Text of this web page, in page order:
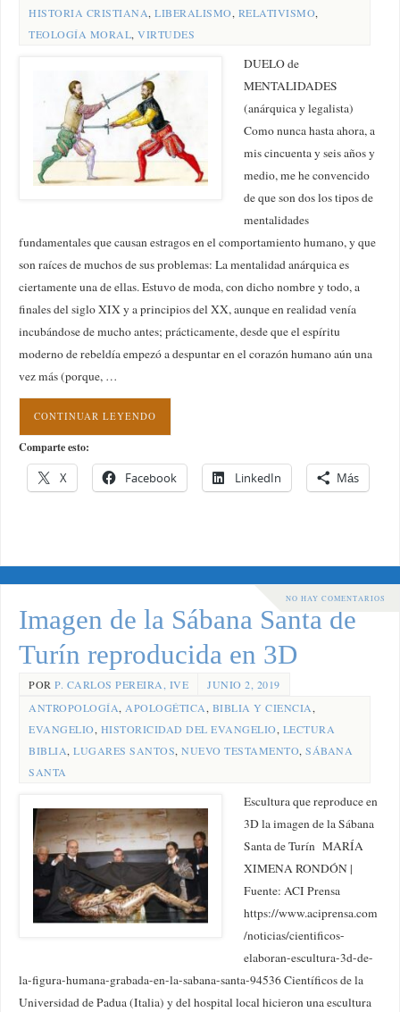
HISTORIA CRISTIANA,LIBERALISMO, RELATIVISMO,
TEOLOGÍA MORAL,VIRTUDES
DUELO de
MENTALIDADES
(anárquica y legalista)
Como nunca hasta ahora, a
mis cincuenta y seis años y
medio, me he convencido
de que son dos los tipos de
mentalidades
fundamentales que causan estragos en el comportamiento humano, y que
son raíces de muchos de sus problemas: La mentalidad anárquica es
ciertamente una de ellas. Estuvo de moda, con dicho nombre y todo, a
finales del siglo XIX y a principios del XX, aunque en realidad venía
incubándose de mucho antes; prácticamente, desde que el espíritu
moderno de rebeldía empezó a despuntar en el corazón humano aún una
vez más (porque, …
CONTINUAR LEYENDO
Comparte esto:
X Facebook LinkedIn Más
NO HAY COMENTARIOS
Imagen de la Sábana Santa de
Turín reproducida en 3D
PORP. CARLOS PEREIRA, IVE
JUNIO 2, 2019
ANTROPOLOGÍA,APOLOGÉTICA, BIBLIA Y CIENCIA,
EVANGELIO, HISTORICIDAD DEL EVANGELIO, LECTURA
BIBLIA,LUGARES SANTOS,NUEVO TESTAMENTO,SÁBANA
SANTA
Escultura que reproduce en
3D la imagen de la Sábana
Santa de Turín MARÍA
XIMENA RONDÓN |
Fuente: ACI Prensa
https://www.aciprensa.com
/noticias/cientificos-
elaboran-escultura-3d-de-
la-figura-humana-grabada-en-la-sabana-santa-94536 Científicos de la
Universidad de Padua (Italia) y del hospital local hicieron una escultura